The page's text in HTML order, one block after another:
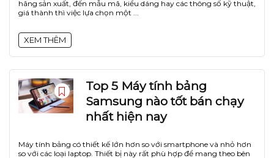
hãng sản xuất, đến mẫu mã, kiểu dáng hay các thông số kỹ thuật,
giá thành thì việc lựa chọn một ...
XEM THÊM
Top 5 Máy tính bảng
Samsung nào tốt bán chạy
nhất hiện nay
Máy tính bảng có thiết kế lớn hơn so với smartphone và nhỏ hơn
so với các loại laptop. Thiết bị này rất phù hợp để mang theo bên